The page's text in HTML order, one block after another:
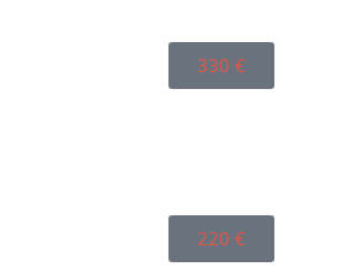
330 €
220 €